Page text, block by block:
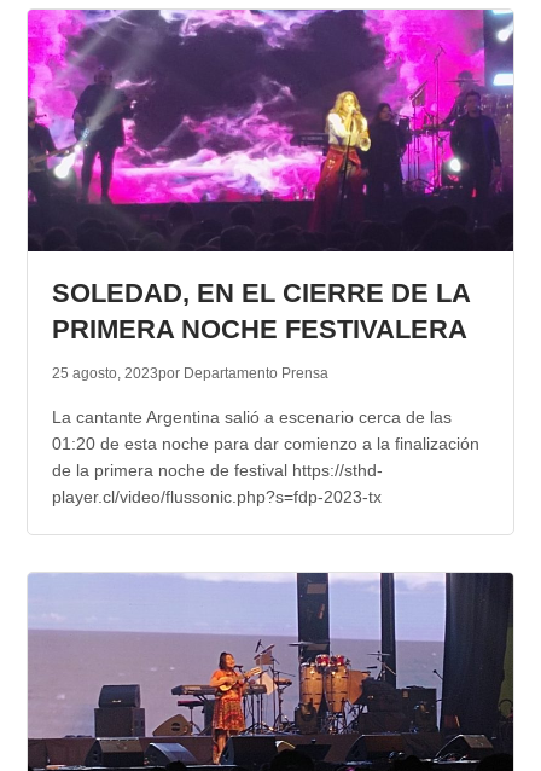
SOLEDAD, EN EL CIERRE DE LA
PRIMERA NOCHE FESTIVALERA
25 agosto, 2023por Departamento Prensa
La cantante Argentina salió a escenario cerca de las
01:20 de esta noche para dar comienzo a la finalización
de la primera noche de festival https://sthd-
player.cl/video/flussonic.php?s=fdp-2023-tx